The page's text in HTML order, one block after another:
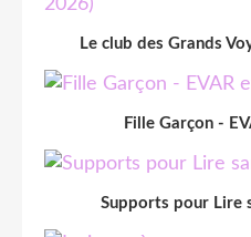
Le club des Grands
Fille Garçon -
Supports pour Lire